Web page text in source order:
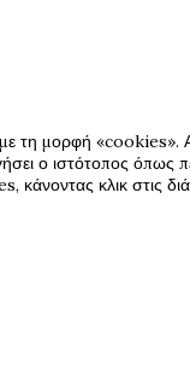
τη μορφή «cookies».
ο ιστότοπος όπως
κλικ στις